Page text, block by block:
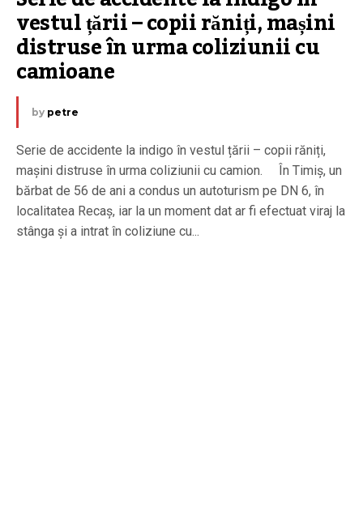
vestul țării – copii răniți, mașini
distruse în urma coliziunii cu
camioane
by petre
Serie de accidente la indigo în vestul țării – copii răniți,
mașini distruse în urma coliziunii cu camion. În Timiș, un
bărbat de 56 de ani a condus un autoturism pe DN 6, în
localitatea Recaș, iar la un moment dat ar fi efectuat viraj la
stânga și a intrat în coliziune cu...